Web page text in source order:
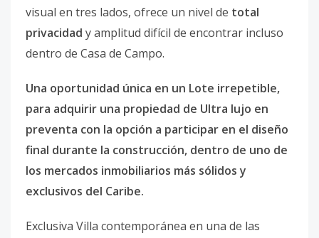
visual en tres lados, ofrece un nivel de total
privacidad y amplitud difícil de encontrar incluso
dentro de Casa de Campo.
Una oportunidad única en un Lote irrepetible,
para adquirir una propiedad de Ultra lujo en
preventa con la opción a participar en el diseño
final durante la construcción, dentro de uno de
los mercados inmobiliarios más sólidos y
exclusivos del Caribe.
Exclusiva Villa contemporánea en una de las